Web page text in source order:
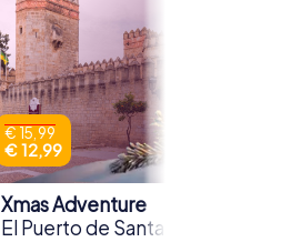
€ 15,99
€ 12,99
Xmas Adventure
El Puerto de Santa María